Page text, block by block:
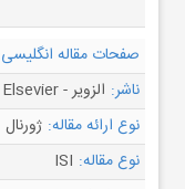
صفحات مقاله
ناشر: الزویر - Elsevier
نوع ارائه مقاله: ژورنال
نوع مقاله: ISI